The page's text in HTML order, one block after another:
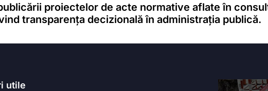
proiectelor de acte normative aflate în
transparența decizională în administrația publică.
utile